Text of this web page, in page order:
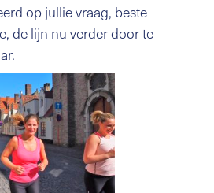
op jullie vraag, beste
de lijn nu verder door te